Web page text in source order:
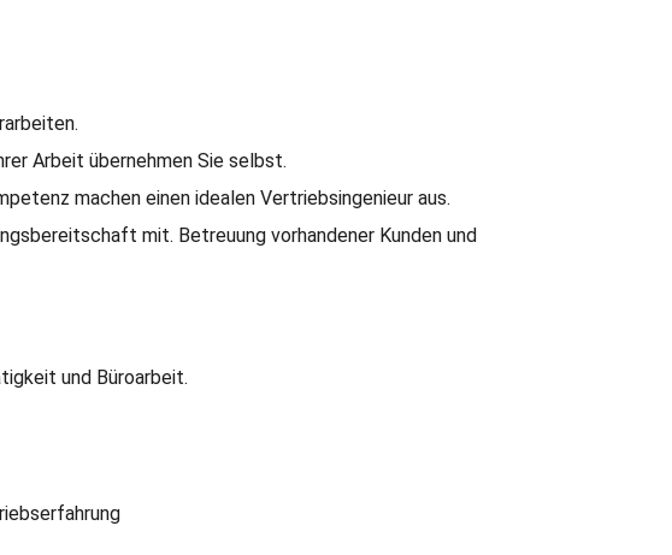
Arbeit übernehmen Sie selbst.
machen einen idealen Vertriebsingenieur aus.
mit. Betreuung vorhandener Kunden und
und Büroarbeit.